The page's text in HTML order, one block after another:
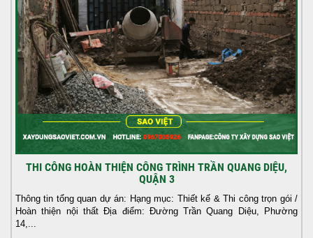
THI CÔNG HOÀN THIỆN CÔNG TRÌNH TRẦN QUANG DIỆU,
QUẬN 3
Thông tin tổng quan dự án: Hạng mục: Thiết kế & Thi công trọn gói /
Hoàn thiện nội thất Địa điểm: Đường Trần Quang Diệu, Phường
14,...